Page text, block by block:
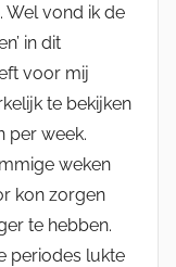
Wel vond ik de
in dit
voor mij
te bekijken
per week.
weken
kon zorgen
te hebben.
periodes lukte